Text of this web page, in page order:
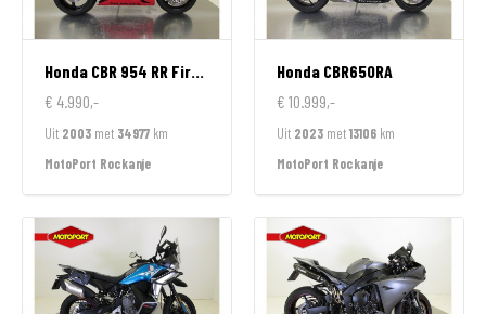
Honda CBR 954 RR FireBlade
€ 4.990,-
Uit 2003 met 34977 km
MotoPort Rockanje
Honda CBR650RA
€ 10.999,-
Uit 2023 met13106 km
MotoPort Rockanje